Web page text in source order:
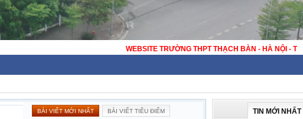
WEBSITE TRƯỜNG
BÀI VIẾT MỚI NHẤT BÀI VIẾT TIÊU ĐIỂM TIN MỚI NHẤT